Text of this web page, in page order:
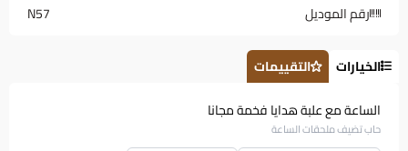
رقم الموديل N57
الخيارات
التقييمات
الساعة مع علبة هدايا فخمة مجانا
حاب تضيف ملحقات الساعة